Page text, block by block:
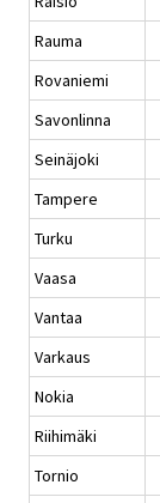
Rauma
Rovaniemi
Savonlinna
Seinäjoki
Tampere
Turku
Vaasa
Vantaa
Varkaus
Nokia
Riihimäki
Tornio